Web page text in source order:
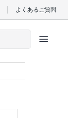
よくあるご質問
menu